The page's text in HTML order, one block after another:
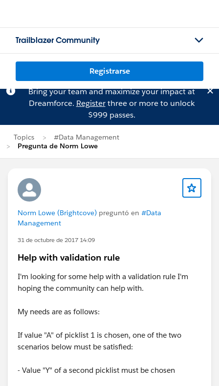
Trailblazer Community
Registrarse
Bring your team and maximize your impact at
Dreamforce. Registerthree or more to unlock
$999 passes.
Topics
#Data Management
Pregunta de Norm Lowe
Norm Lowe (Brightcove) preguntó en #Data
Management
31 de octubre de 2017 14:09
Help with validation rule
I'm looking for some help with a validation rule I'm
hoping the community can help with.
My needs are as follows:
If value "A" of picklist 1 is chosen, one of the two
scenarios below must be satisfied:
- Value "Y" of a second picklist must be chosen